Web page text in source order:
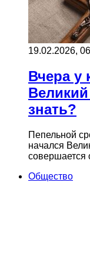
19.02.2026,
Вчера у
знать?
Пепельной
начался
Общество